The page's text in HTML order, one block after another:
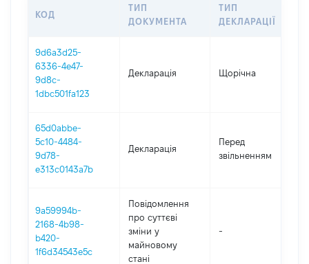
КОД
ТИП
ДОКУМЕНТА
ТИП
ДЕКЛАРАЦІЇ
9d6a3d25-
6336-4e47-
9d8c-
1dbc501fa123
Декларація Щорічна
65d0abbe-
5c10-4484-
9d78-
e313c0143a7b
Декларація
Перед
звільненням
9a59994b-
2168-4b98-
b420-
1f6d34543e5c
Повідомлення
про суттєві
зміни y
майновому
стані
-